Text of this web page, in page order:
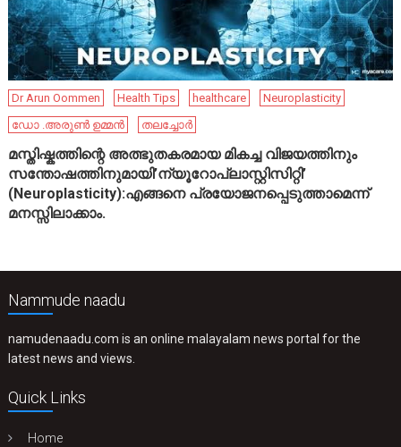
Dr Arun Oommen Health Tips healthcare
Neuroplasticity
ഡോ .അരുൺ ഉമ്മൻ
തലച്ചോർ
മസ്തിഷ്കത്തിന്റെ അത്ഭുതകരമായ മികച്ച വിജയത്തിനും
സന്തോഷത്തിനുമായി’ന്യൂറോപ്ലാസ്റ്റിസിറ്റി’
(Neuroplasticity):എങ്ങനെ പ്രയോജനപ്പെടുത്താമെന്ന്
മനസ്സിലാക്കാം.
Nammude naadu
namudenaadu.com is an online malayalam news portal for the
latest news and views.
Quick Links
Home